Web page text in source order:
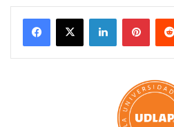
LinkedIn